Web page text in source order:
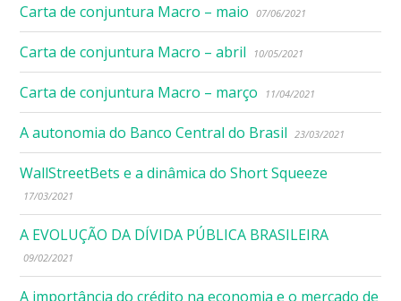
Carta de conjuntura Macro – maio 07/06/2021
Carta de conjuntura Macro – abril 10/05/2021
Carta de conjuntura Macro – março 11/04/2021
A autonomia do Banco Central do Brasil 23/03/2021
WallStreetBets e a dinâmica do Short Squeeze
17/03/2021
A EVOLUÇÃO DA DÍVIDA PÚBLICA BRASILEIRA
09/02/2021
A importância do crédito na economia e o mercado de